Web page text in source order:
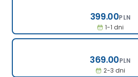
399.00PLN
1-1 dni
369.00PLN
2-3 dni